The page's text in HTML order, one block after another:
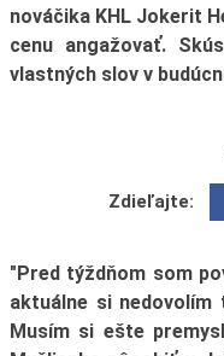
nováčika KHL Jokerit
cenu angažovať.
vlastných slov v
Zdieľajte:
"Pred týždňom som
aktuálne si
Musím si ešte